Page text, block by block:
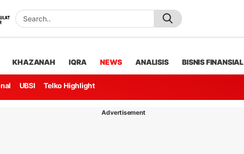
KHAZANAH IQRA NEWS ANALISIS BISNIS FINANSIAL
UBSI Telko Highlight
Advertisement